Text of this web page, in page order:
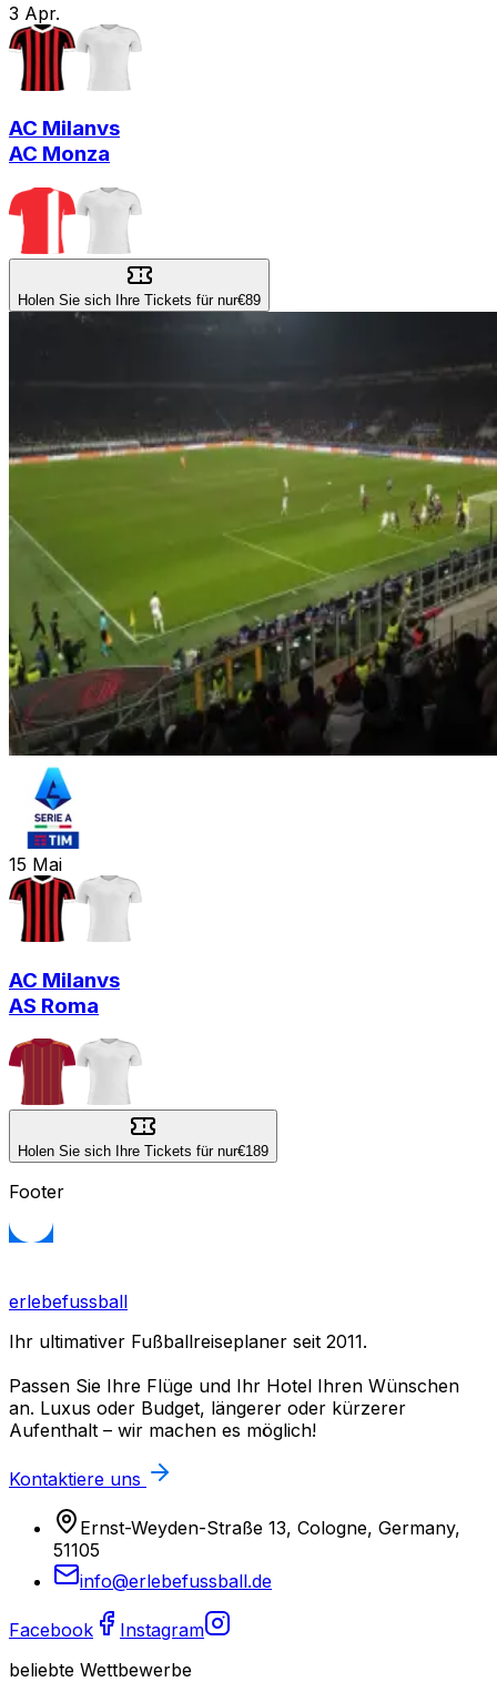
3 Apr.
AC Milanvs
AC Monza
Holen Sie sich Ihre Tickets für nur€89
15 Mai
AC Milanvs
AS Roma
Holen Sie sich Ihre Tickets für nur€189
Footer
erlebefussball
Ihr ultimativer Fußballreiseplaner seit 2011.
Passen Sie Ihre Flüge und Ihr Hotel Ihren Wünschen
an. Luxus oder Budget, längerer oder kürzerer
Aufenthalt – wir machen es möglich!
Kontaktiere uns
Ernst-Weyden-Straße 13, Cologne, Germany,
51105
info@erlebefussball.de
Facebook
Instagram
beliebte Wettbewerbe